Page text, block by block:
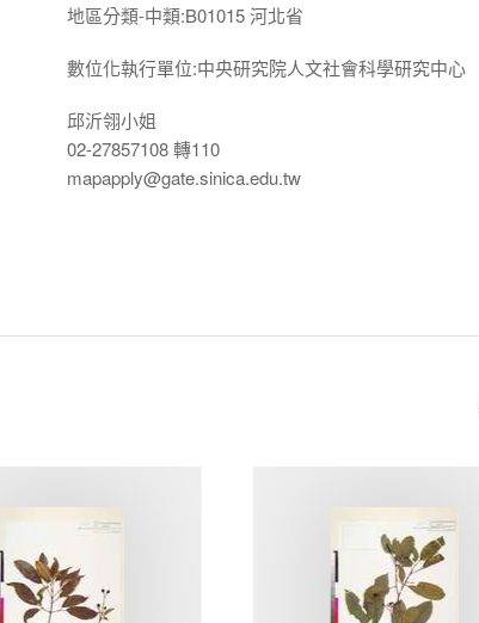
地區分類-中類:B01015 河北省
數位化執行單位:中央研究院人文社會科學研究中心
邱沂翎小姐
02-27857108 轉110
mapapply@gate.sinica.edu.tw